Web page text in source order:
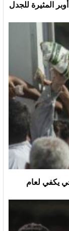
المثيرة للجدل
يكفي لعام